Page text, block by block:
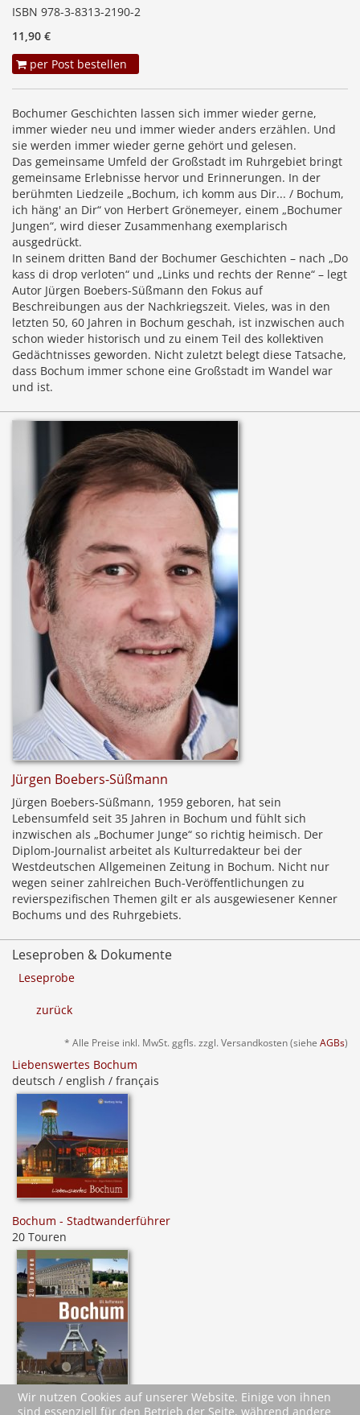
ISBN 978-3-8313-2190-2
11,90 €
per Post bestellen
Bochumer Geschichten lassen sich immer wieder gerne,
immer wieder neu und immer wieder anders erzählen. Und
sie werden immer wieder gerne gehört und gelesen.
Das gemeinsame Umfeld der Großstadt im Ruhrgebiet bringt
gemeinsame Erlebnisse hervor und Erinnerungen. In der
berühmten Liedzeile „Bochum, ich komm aus Dir... / Bochum,
ich häng' an Dir“ von Herbert Grönemeyer, einem „Bochumer
Jungen“, wird dieser Zusammenhang exemplarisch
ausgedrückt.
In seinem dritten Band der Bochumer Geschichten – nach „Do
kass di drop verloten“ und „Links und rechts der Renne“ – legt
Autor Jürgen Boebers-Süßmann den Fokus auf
Beschreibungen aus der Nachkriegszeit. Vieles, was in den
letzten 50, 60 Jahren in Bochum geschah, ist inzwischen auch
schon wieder historisch und zu einem Teil des kollektiven
Gedächtnisses geworden. Nicht zuletzt belegt diese Tatsache,
dass Bochum immer schone eine Großstadt im Wandel war
und ist.
Jürgen Boebers-Süßmann
Jürgen Boebers-Süßmann, 1959 geboren, hat sein
Lebensumfeld seit 35 Jahren in Bochum und fühlt sich
inzwischen als „Bochumer Junge“ so richtig heimisch. Der
Diplom-Journalist arbeitet als Kulturredakteur bei der
Westdeutschen Allgemeinen Zeitung in Bochum. Nicht nur
wegen seiner zahlreichen Buch-Veröffentlichungen zu
revierspezifischen Themen gilt er als ausgewiesener Kenner
Bochums und des Ruhrgebiets.
Leseproben & Dokumente
Leseprobe
zurück
* Alle Preise inkl. MwSt. ggfls. zzgl. Versandkosten (siehe AGBs)
Liebenswertes Bochum
deutsch / english / français
Bochum - Stadtwanderführer
20 Touren
Wir nutzen Cookies auf unserer Website. Einige von ihnen
sind essenziell für den Betrieb der Seite, während andere